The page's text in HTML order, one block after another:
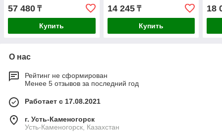
57 480 ₸
Купить
14 245₸
Купить
10R
18
О нас
Рейтинг не сформирован
Менее 5 отзывов за последний год
Работает с 17.08.2021
г. Усть-Каменогорск
Усть-Каменогорск, Казахстан